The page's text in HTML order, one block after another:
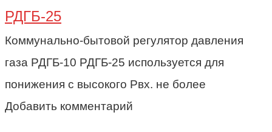
РДГБ-25
Коммунально-бытовой регулятор давления
газа РДГБ-10 РДГБ-25 используется для
понижения с высокого Рвх. не более
Добавить комментарий